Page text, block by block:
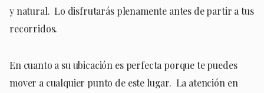
y natural. Lo disfrutarás plenamente antes de partir a tus
recorridos.
En cuanto a su ubicación es perfecta porque te puedes
mover a cualquier punto de este lugar. La atención en